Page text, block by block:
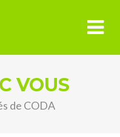
VOUS
de CODA